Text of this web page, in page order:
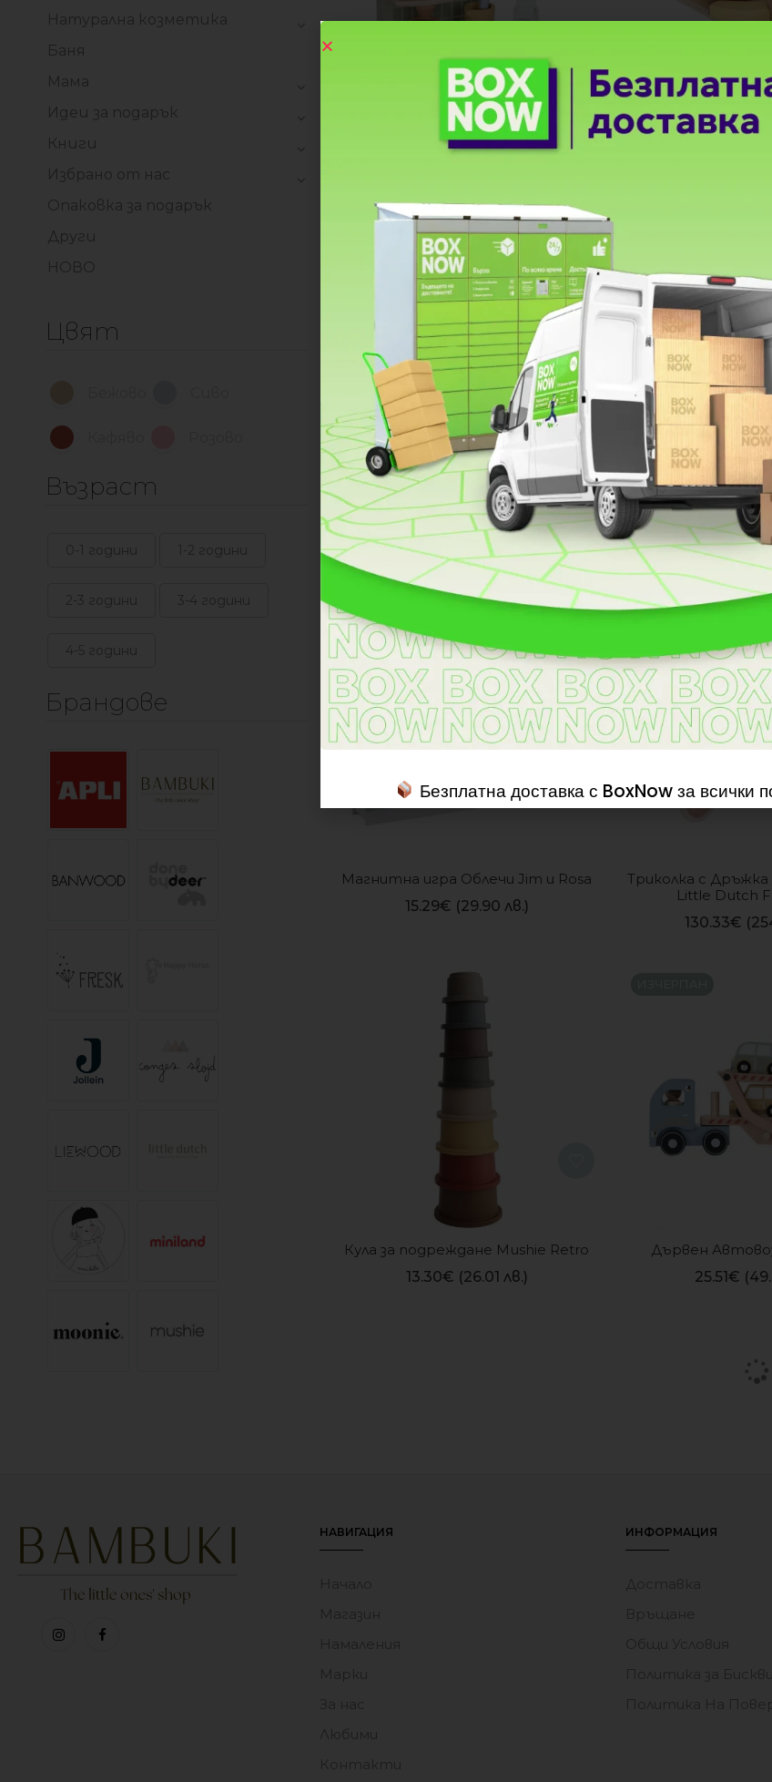
Натурална козметика
Баня
Мама
Идеи за подарък
Книги
Избрано от нас
Опаковка за подарък
Други
НОВО
Цвят
Възраст
0-1 години 1-2 години
2-3 години 3-4 години
4-5 години
Брандове
Дървена Кафемашина с Капсули
Кула за подреждане Mushie Petal
13.30
(26.01 лв.)
Кукла Little
21.95€
Магнитна игра Облечи Jim и Rosa
15.29€ (29.90 лв.)
ИЗЧЕРПАН
Триколка с Дръжка
Little Dutch
130.33€
Кула за подреждане Mushie Retro
13.30€ (26.01 лв.)
Дървен
25.51€
Безплатна доставка с BoxNow за всички